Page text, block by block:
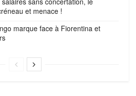
et menace !
marque face à Fiorentina et